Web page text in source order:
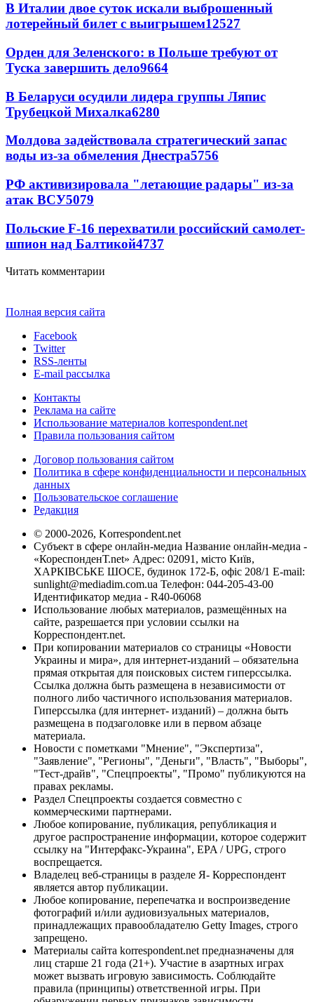
В Италии двое суток искали выброшенный
лотерейный билет с выигрышем12527
Орден для Зеленского: в Польше требуют от
Туска завершить дело9664
В Беларуси осудили лидера группы Ляпис
Трубецкой Михалка6280
Молдова задействовала стратегический запас
воды из-за обмеления Днестра5756
РФ активизировала "летающие радары" из-за
атак ВСУ5079
Польские F-16 перехватили российский самолет-
шпион над Балтикой4737
Читать комментарии
Полная версия сайта
Facebook
Twitter
RSS-ленты
E-mail рассылка
Контакты
Реклама на сайте
Использование материалов korrespondent.net
Правила пользования сайтом
Договор пользования сайтом
Политика в сфере конфиденциальности и персональных
данных
Пользовательское соглашение
Редакция
© 2000-2026, Korrespondent.net
Субъект в сфере онлайн-медиа Название онлайн-медиа -
«КореспонденТ.net» Адрес: 02091, місто Київ,
ХАРКІВСЬКЕ ШОСЕ, будинок 172-Б, офіс 208/1 E-mail:
sunlight@mediadim.com.ua Телефон: 044-205-43-00
Идентификатор медиа - R40-06068
Использование любых материалов, размещённых на
сайте, разрешается при условии ссылки на
Корреспондент.net.
При копировании материалов со страницы «Новости
Украины и мира», для интернет-изданий – обязательна
прямая открытая для поисковых систем гиперссылка.
Ссылка должна быть размещена в независимости от
полного либо частичного использования материалов.
Гиперссылка (для интернет- изданий) – должна быть
размещена в подзаголовке или в первом абзаце
материала.
Новости с пометками "Мнение", "Экспертиза",
"Заявление", "Регионы", "Деньги", "Власть", "Выборы",
"Тест-драйв", "Спецпроекты", "Промо" публикуются на
правах рекламы.
Раздел Спецпроекты создается совместно с
коммерческими партнерами.
Любое копирование, публикация, републикация и
другое распространение информации, которое содержит
ссылку на "Интерфакс-Украина", EPA / UPG, строго
воспрещается.
Владелец веб-страницы в разделе Я- Корреспондент
является автор публикации.
Любое копирование, перепечатка и воспроизведение
фотографий и/или аудиовизуальных материалов,
принадлежащих правообладателю Getty Images, строго
запрещено.
Материалы сайта korrespondent.net предназначены для
лиц старше 21 года (21+). Участие в азартных играх
может вызвать игровую зависимость. Соблюдайте
правила (принципы) ответственной игры. При